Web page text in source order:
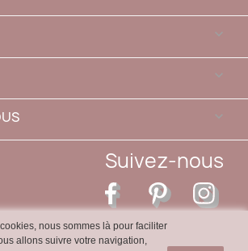
nous sommes là pour faciliter
allons suivre votre navigation,
Suivez-nous
Facebook Pinterest